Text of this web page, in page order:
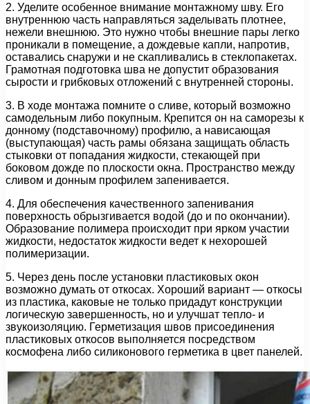
2. Уделите особенное внимание монтажному шву. Его
внутреннюю часть направляться заделывать плотнее,
нежели внешнюю. Это нужно чтобы внешние пары легко
проникали в помещение, а дождевые капли, напротив,
оставались снаружи и не скапливались в стеклопакетах.
Грамотная подготовка шва не допустит образования
сырости и грибковых отложений с внутренней стороны.
3. В ходе монтажа помните о сливе, который возможно
самодельным либо покупным. Крепится он на саморезы к
донному (подставочному) профилю, а нависающая
(выступающая) часть рамы обязана защищать область
стыковки от попадания жидкости, стекающей при
боковом дожде по плоскости окна. Пространство между
сливом и донным профилем запенивается.
4. Для обеспечения качественного запенивания
поверхность обрызгивается водой (до и по окончании).
Образование полимера происходит при ярком участии
жидкости, недостаток жидкости ведет к нехорошей
полимеризации.
5. Через день после установки пластиковых окон
возможно думать от откосах. Хороший вариант — откосы
из пластика, каковые не только придадут конструкции
логическую завершенность, но и улучшат тепло- и
звукоизоляцию. Герметизация швов присоединения
пластиковых откосов выполняется посредством
космофена либо силиконового герметика в цвет панелей.